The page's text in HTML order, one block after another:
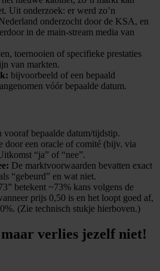
Uit onderzoek: er werd zo’n
onderzocht door de KSA, en
in de main-stream media van
toernooien of specifieke prestaties
van markten.
bijvoorbeeld of een bepaald
vóór bepaalde datum.
vooraf bepaalde datum/tijdstip.
door een oracle of comité (bijv. via
“ja” of “nee”.
De marktvoorwaarden bevatten exact
“gebeurd” en wat niet.
betekent ~73% kans volgens de
prijs 0,50 is en het loopt goed af,
(Zie technisch stukje hierboven.)
verlies jezelf niet!